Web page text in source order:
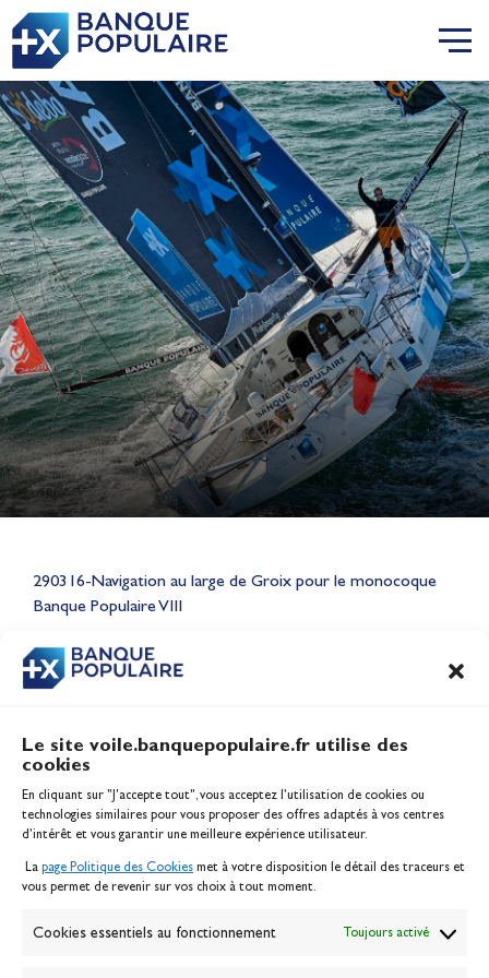
Le site voile.banquepopulaire.fr utilise des
cookies
En cliquant sur "J'accepte tout", vous acceptez l’utilisation de cookies ou
technologies similaires pour vous proposer des offres adaptés à vos centres
d’intérêt et vous garantir une meilleure expérience utilisateur.
La page Politique des Cookies met à votre disposition le détail des traceurs et
vous permet de revenir sur vos choix à tout moment.
Cookies essentiels au fonctionnement Toujours activé
290316-Navigation au large de Groix pour le monocoque
Banque Populaire VIII
CONTENU
Beach, sur le plan d'eau des
Jeux Olympiques 2028
Inscription serveur média
Contact
Politique des cookies
Banque de la voile